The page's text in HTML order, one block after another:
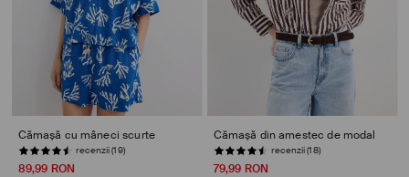
Cămașă cu mâneci scurte
recenzii (19)
89,99 RON
Cămașă din amestec de modal
recenzii (18)
79,99 RON